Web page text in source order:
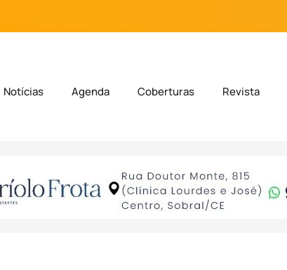
Notícias Agenda Coberturas Revista